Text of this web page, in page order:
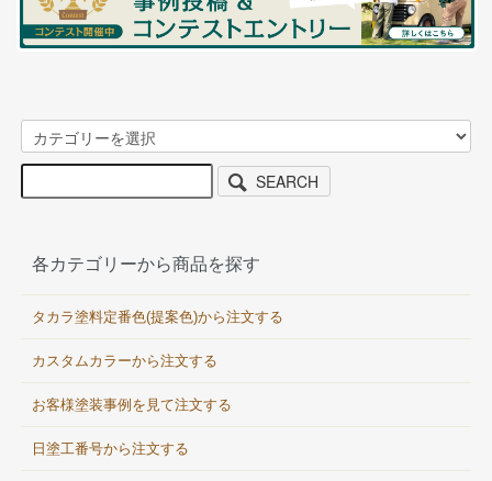
SEARCH
各カテゴリーから商品を探す
タカラ塗料定番色(提案色)から注文する
カスタムカラーから注文する
お客様塗装事例を見て注文する
日塗工番号から注文する